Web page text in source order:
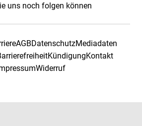
uns noch folgen können
AGBDatenschutzMediadaten
KündigungKontakt
Widerruf